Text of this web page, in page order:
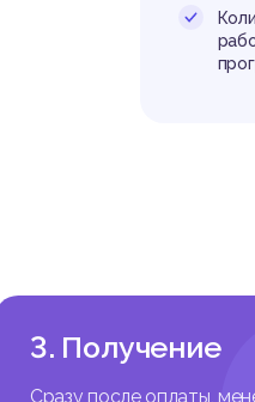
3. Получение
Сразу после оплаты,